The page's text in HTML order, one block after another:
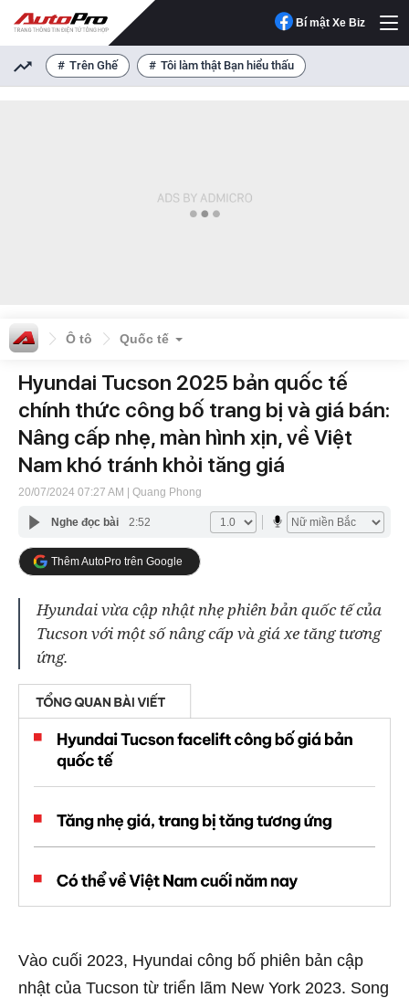
Bí mật Xe Biz
Trên Ghế Tôi làm thật Bạn hiểu thấu
Ô tô Quốc tế
Hyundai Tucson 2025 bản quốc tế
chính thức công bố trang bị và giá bán:
Nâng cấp nhẹ, màn hình xịn, về Việt
Nam khó tránh khỏi tăng giá
20/07/2024 07:27 AM | Quang Phong
Nghe đọc bài 2:52
Thêm AutoPro trên Google
Hyundai vừa cập nhật nhẹ phiên bản quốc tế của
Tucson với một số nâng cấp và giá xe tăng tương
ứng.
Vào cuối 2023, Hyundai công bố phiên bản cập
nhật của Tucson từ triển lãm New York 2023. Song